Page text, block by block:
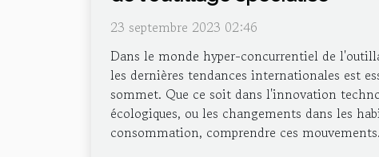
23 septembre 2023 02:46
Dans le monde hyper-concurrentiel de
les dernières tendances internationales est
sommet. Que ce soit dans l'innovation
écologiques, ou les changements dans les
consommation, comprendre ces